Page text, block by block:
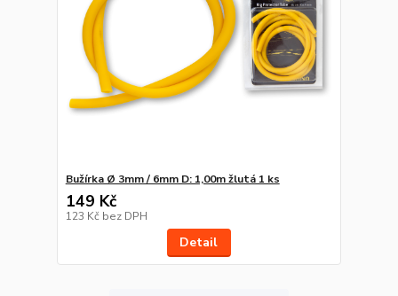
Bužírka Ø 3mm / 6mm D: 1,00m žlutá 1 ks
149 Kč
123 Kč bez DPH
Detail